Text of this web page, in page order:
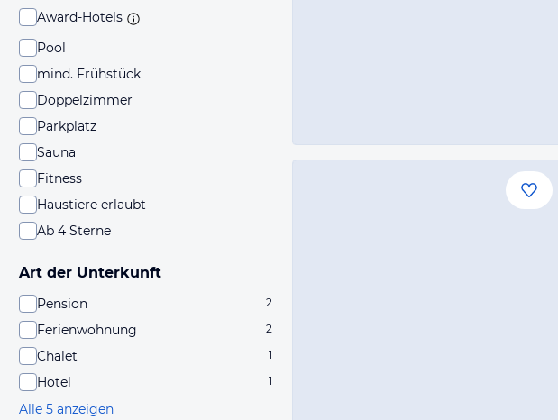
Award-Hotels
Pool
mind. Frühstück
Doppelzimmer
Parkplatz
Sauna
Fitness
Haustiere erlaubt
Ab 4 Sterne
Art der Unterkunft
Pension 2
Ferienwohnung 2
Chalet 1
Hotel 1
Alle 5 anzeigen